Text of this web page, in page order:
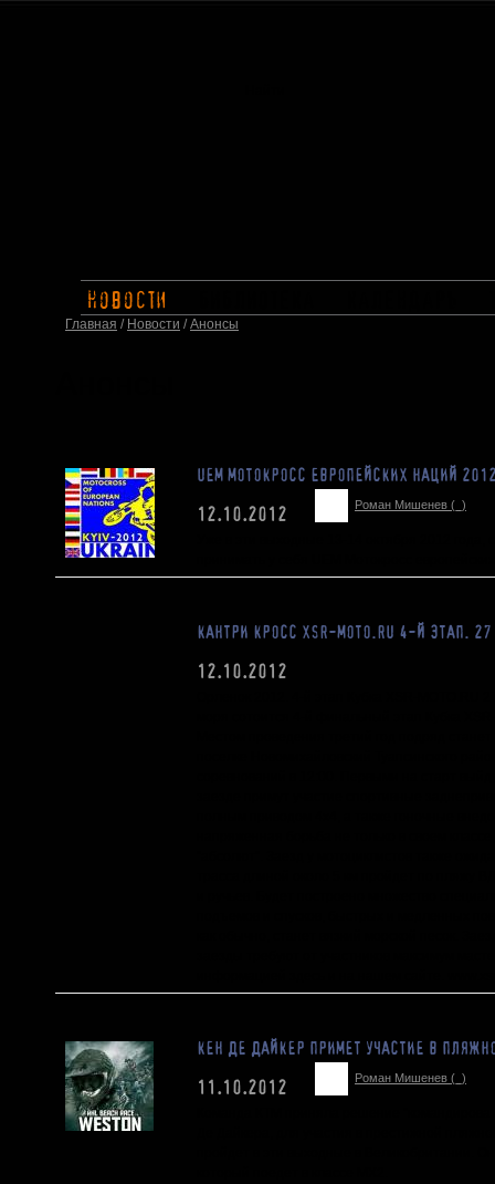
новости
Главная / Новости /Анонсы
UEM МОТОКРОСС ЕВРОПЕЙСКИХ НАЦИЙ
12.10.2012 Роман Мишенев (_)
КАНТРИ КРОСС XSR-MOTO.RU 4-Й ЭТАП.
12.10.2012
КЕН ДЕ ДАЙКЕР ПРИМЕТ УЧАСТИЕ В ПЛЯЖНОЙ
11.10.2012 Роман Мишенев (_)